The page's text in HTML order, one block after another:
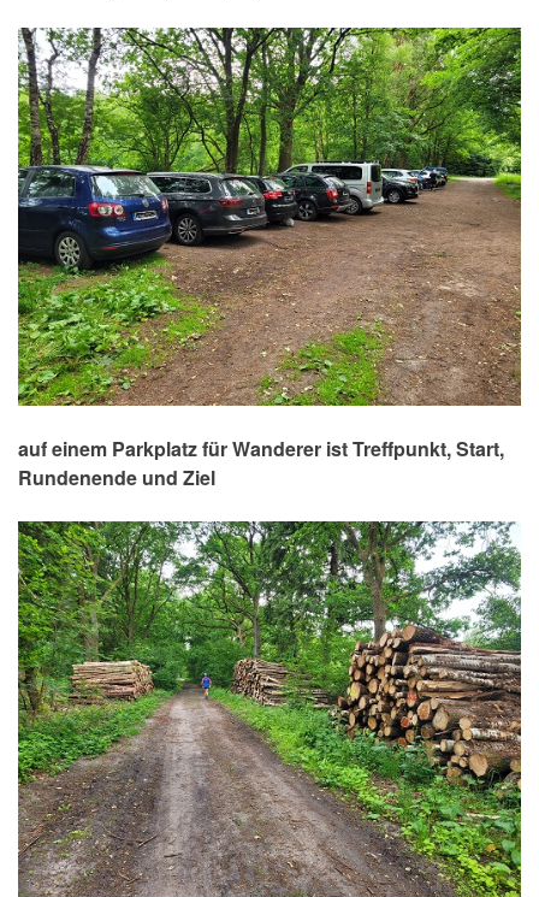
auf einem Parkplatz für Wanderer ist Treffpunkt, Start,
Rundenende und Ziel